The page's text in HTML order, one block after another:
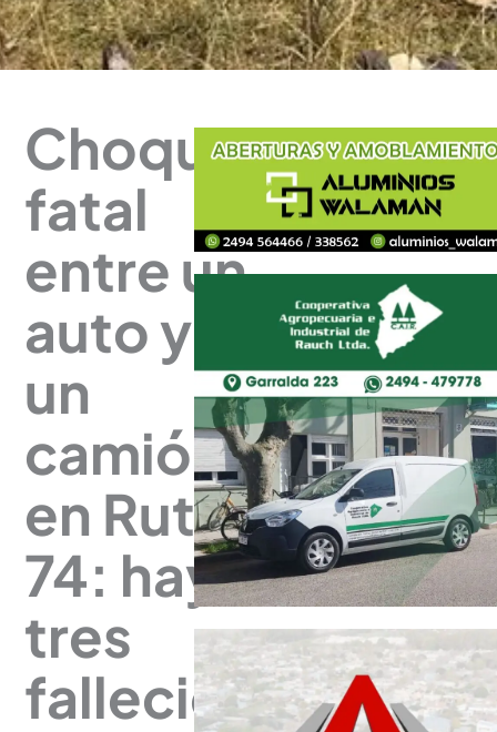
Choque
fatal
entre un
auto y
un
camión
en Ruta
74: hay
tres
fallecidos